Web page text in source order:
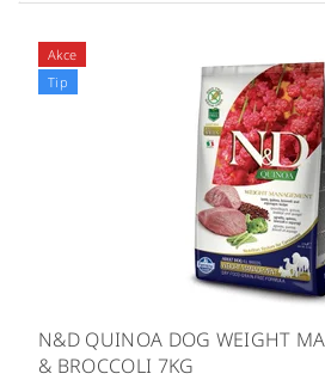
Akce
Tip
N&D QUINOA DOG WEIGHT
& BROCCOLI 7KG